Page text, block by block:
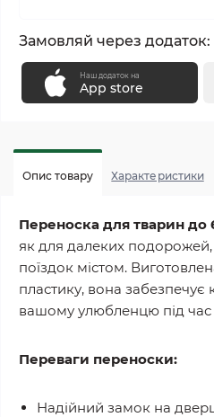
Замовляй через додаток:
Наш додаток на
App store
Опис товару Характеристики
Переноска для тварин до
як для далеких
поїздок містом.
пластику, вона забезпечує
вашому улюбленцю під час
Переваги переноски:
Надійний замок на